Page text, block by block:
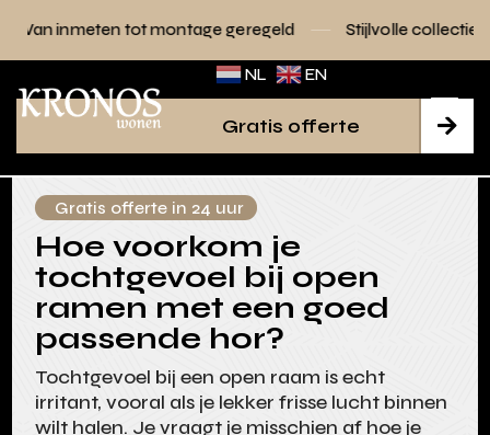
montage geregeld Stijlvolle collecties voor elk interieur
NL EN

Gratis offerte
Gratis offerte in 24 uur
Hoe voorkom je
tochtgevoel bij open
ramen met een goed
passende hor?
Tochtgevoel bij een open raam is echt
irritant, vooral als je lekker frisse lucht binnen
wilt halen. Je vraagt je misschien af hoe je